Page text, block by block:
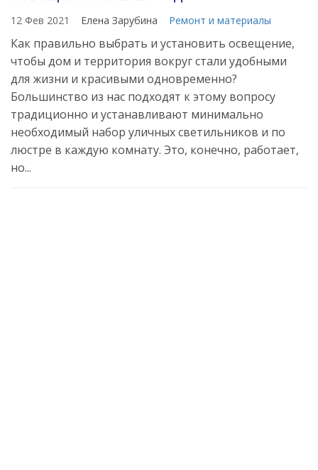
12 Фев 2021 Елена Зарубина Ремонт и материалы
Как правильно выбрать и установить освещение,
чтобы дом и территория вокруг стали удобными
для жизни и красивыми одновременно?
Большинство из нас подходят к этому вопросу
традиционно и устанавливают минимально
необходимый набор уличных светильников и по
люстре в каждую комнату. Это, конечно, работает,
но...